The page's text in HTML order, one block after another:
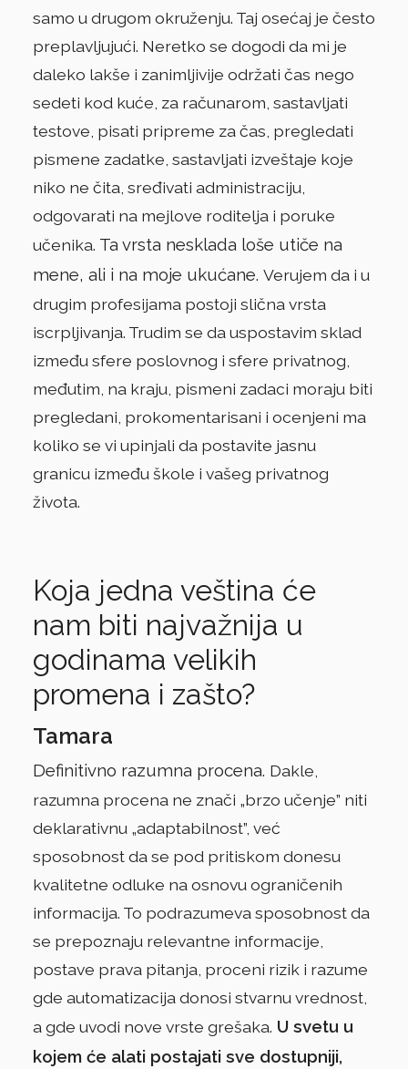
samo u drugom okruženju. Taj osećaj je često
preplavljujući. Neretko se dogodi da mi je
daleko lakše i zanimljivije održati čas nego
sedeti kod kuće, za računarom, sastavljati
testove, pisati pripreme za čas, pregledati
pismene zadatke, sastavljati izveštaje koje
niko ne čita, sređivati administraciju,
odgovarati na mejlove roditelja i poruke
učenika. Ta vrsta nesklada loše utiče na
mene, ali i na moje ukućane. Verujem da i u
drugim profesijama postoji slična vrsta
iscrpljivanja. Trudim se da uspostavim sklad
između sfere poslovnog i sfere privatnog,
međutim, na kraju, pismeni zadaci moraju biti
pregledani, prokomentarisani i ocenjeni ma
koliko se vi upinjali da postavite jasnu
granicu između škole i vašeg privatnog
života.
Koja jedna veština će
nam biti najvažnija u
godinama velikih
promena i zašto?
Tamara
Definitivno razumna procena. Dakle,
razumna procena ne znači „brzo učenje” niti
deklarativnu „adaptabilnost”, već
sposobnost da se pod pritiskom donesu
kvalitetne odluke na osnovu ograničenih
informacija. To podrazumeva sposobnost da
se prepoznaju relevantne informacije,
postave prava pitanja, proceni rizik i razume
gde automatizacija donosi stvarnu vrednost,
a gde uvodi nove vrste grešaka. U svetu u
kojem će alati postajati sve dostupniji,